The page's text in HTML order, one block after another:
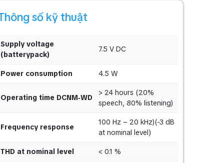
số kỹ thuật
Supply voltage
(batterypack)
7.5 V DC
Power consumption 4.5 W
Operating time DCNM‑WD
> 24 hours (20%
speech, 80% listening)
Frequency response
100 Hz – 20 kHz)(-3 dB
at nominal level)
THD at nominal level < 0.1 %